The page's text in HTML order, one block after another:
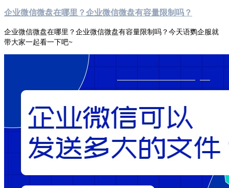
企业微信微盘在哪里？企业微信微盘有容量限制吗？
企业微信微盘在哪里？企业微信微盘有容量限制吗？今天语鹦企服就
带大家一起看一下吧~